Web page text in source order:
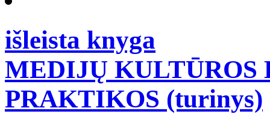
išleista knyga
MEDIJŲ KULTŪROS
PRAKTIKOS (turinys)